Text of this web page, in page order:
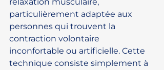
particulièrement adaptée aux
personnes qui trouvent la
contraction volontaire
inconfortable ou artificielle. Cette
technique consiste simplement à